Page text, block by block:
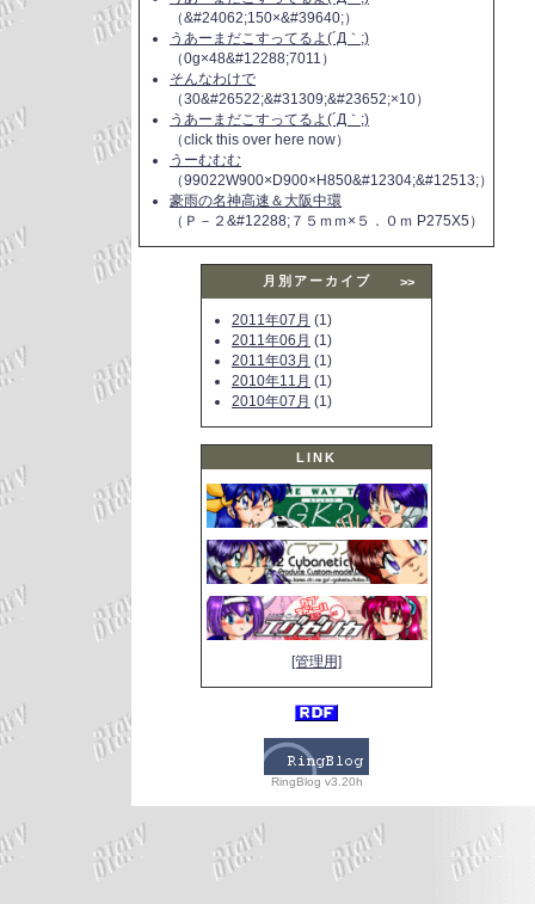
（&#24062;150×&#39640;）
うあーまだこすってるよ(´Д｀;)
（0g×48&#12288;7011）
そんなわけで
（30&#26522;&#31309;&#23652;×10）
うあーまだこすってるよ(´Д｀;)
（click this over here now）
うーむむむ
（99022W900×D900×H850&#12304;&#12513;）
豪雨の名神高速＆大阪中環
（Ｐ－２&#12288;７５ｍｍ×５．０ｍ P275X5）
月別アーカイブ >>
2011年07月 (1)
2011年06月 (1)
2011年03月 (1)
2010年11月 (1)
2010年07月 (1)
LINK
[管理用]
RingBlog v3.20h